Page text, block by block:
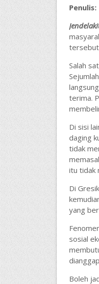
Penulis:
Salah
terima.
Di sisi
daging
tidak
itu tidak
Di
yang
sosial
Boleh